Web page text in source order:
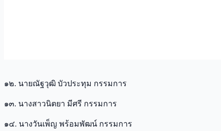
๑๒. นายณัฐวุฒิ บัวประทุม กรรมการ
๑๓. นางสาวนิตยา มีศรี กรรมการ
๑๔. นางวันเพ็ญ พร้อมพัฒน์ กรรมการ